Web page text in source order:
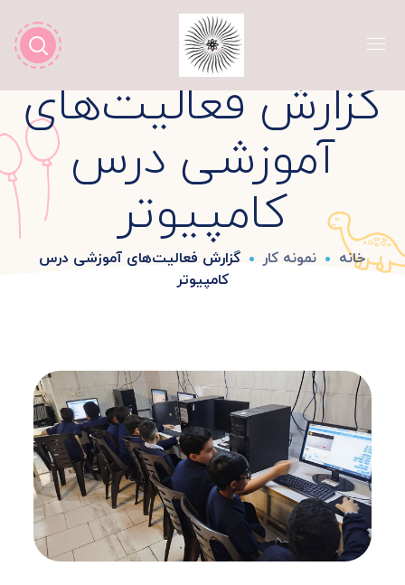
گزارش فعالیت‌های
آموزشی درس
کامپیوتر
خانه نمونه کار
گزارش فعالیت‌های آموزشی درس
کامپیوتر